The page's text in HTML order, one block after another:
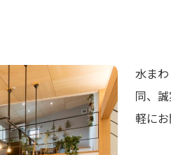
水ま
同、
軽に